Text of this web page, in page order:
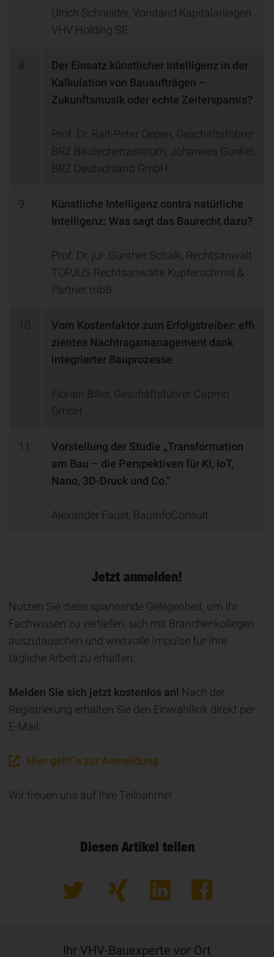
Ulrich Schneider, Vorstand Kapitalanlagen
VHV Holding SE
8.
Der Einsatz künstlicher Intelligenz in der
Kalkulation von Bauaufträgen –
Zukunftsmusik oder echte Zeitersparnis?
Prof. Dr. Ralf-Peter Oepen, Geschäftsführer
BRZ Baurechenzentrum, Johannes Gunkel,
BRZ Deutschland GmbH
9.
Künstliche Intelligenz contra natürliche
Intelligenz: Was sagt das Baurecht dazu?
Prof. Dr. jur. Günther Schalk, Rechtsanwalt
TOPJUS Rechtsanwälte Kupferschmid &
Partner mbB
10.
Vom Kostenfaktor zum Erfolgstreiber: effi
zientes Nachtragsmanagement dank
integrierter Bauprozesse
Florian Biller, Geschäftsführer Capmo
GmbH
11.
Vorstellung der Studie „Transformation
am Bau – die Perspektiven für KI, IoT,
Nano, 3D-Druck und Co.“
Alexander Faust, BauInfoConsult
Jetzt anmelden!
Nutzen Sie diese spannende Gelegenheit, um Ihr
Fachwissen zu vertiefen, sich mit Branchenkollegen
auszutauschen und wertvolle Impulse für Ihre
tägliche Arbeit zu erhalten.
Melden Sie sich jetzt kostenlos an! Nach der
Registrierung erhalten Sie den Einwahllink direkt per
E-Mail.
Hier geht´s zur Anmeldung
Wir freuen uns auf Ihre Teilnahme!
Diesen Artikel teilen
Ihr VHV-Bauexperte vor Ort